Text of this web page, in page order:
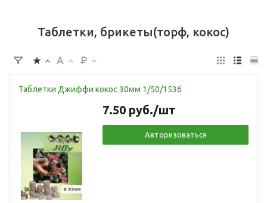
Таблетки, брикеты(торф, кокос)
Таблетки Джиффи кокос 30мм 1/50/1536
7.50 руб./шт
Авторизоваться